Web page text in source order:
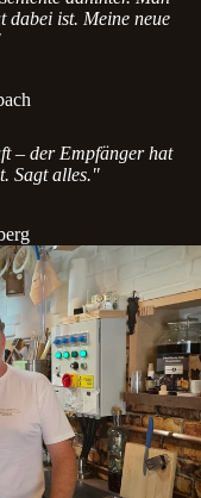
dabei ist. Meine neue
– der Empfänger hat
Sagt alles."